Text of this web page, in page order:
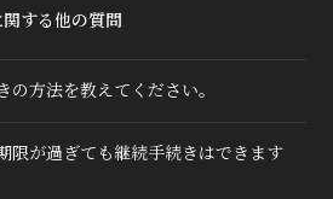
RADIO
関する他の質問
方法を教えてください。
限が過ぎても継続手続きはできます